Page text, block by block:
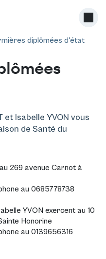
diplômées d'état
et Isabelle YVON vous
de Santé du
269 avenue Carnot à
au 0685778738
YVON exercent au 10
Honorine
au 0139656316